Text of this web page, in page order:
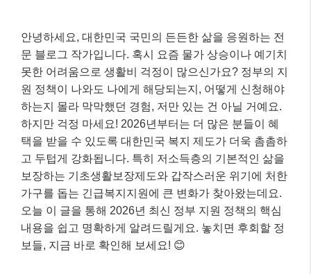
안녕하세요, 대한민국 국민의 든든한 삶을 응원하는 전
문 블로그 작가입니다. 혹시 요즘 물가 상승이나 예기치
못한 어려움으로 생활비 걱정이 많으신가요? 정부의 지
원 정책이 나와도 나에게 해당되는지, 어떻게 신청해야
하는지 몰라 막막했던 경험, 저만 있는 건 아닐 거예요.
하지만 걱정 마세요! 2026년부터는 더 많은 분들이 혜
택을 받을 수 있도록 대한민국 복지 제도가 더욱 촘촘하
고 두텁게 강화됩니다. 특히 저소득층의 기본적인 삶을
보장하는 기초생활보장제도와 갑작스러운 위기에 처한
가구를 돕는 긴급복지지원에 큰 변화가 찾아왔는데요.
오늘 이 글을 통해 2026년 최신 정부 지원 정책의 핵심
내용을 쉽고 명확하게 알려드릴게요. 놓치면 후회할 정
보들, 지금 바로 확인해 보세요! 😊